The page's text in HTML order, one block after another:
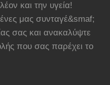
και την υγεία!
μας συνταγέ&smaf;
σας και ανακαλύψτε
που σας παρέχει το